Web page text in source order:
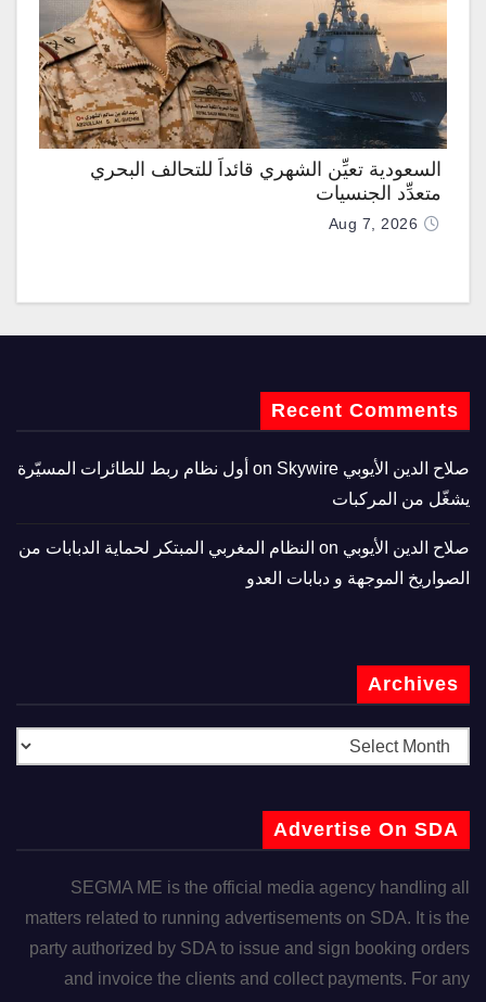
السعودية تعيِّن الشهري قائداً للتحالف البحري
متعدِّد الجنسيات
Aug 7, 2026
Recent Comments
صلاح الدين الأيوبي
Skywire أول نظام ربط للطائرات المسيّرة
يشغّل من المركبات
صلاح الدين الأيوبي
النظام المغربي المبتكر لحماية الدبابات من
الصواريخ الموجهة و دبابات العدو
Archives
Advertise On SDA
SEGMA ME is the official media agency handling all
matters related to running advertisements on SDA. It is the
party authorized by SDA to issue and sign booking orders
and invoice the clients and collect payments. For any